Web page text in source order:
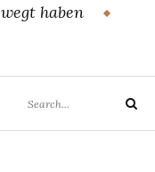
haben
for:
Search